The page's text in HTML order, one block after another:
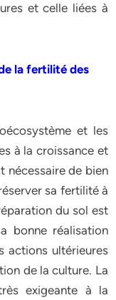
et celle liées à
la fertilité des
et les
à la croissance et
nécessaire de bien
sa fertilité à
du sol est
bonne réalisation
actions ultérieures
de la culture. La
exigeante à la